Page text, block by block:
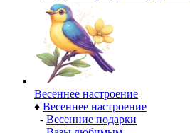
Весеннее настроение
♦ Весеннее настроение
- Весенние подарки